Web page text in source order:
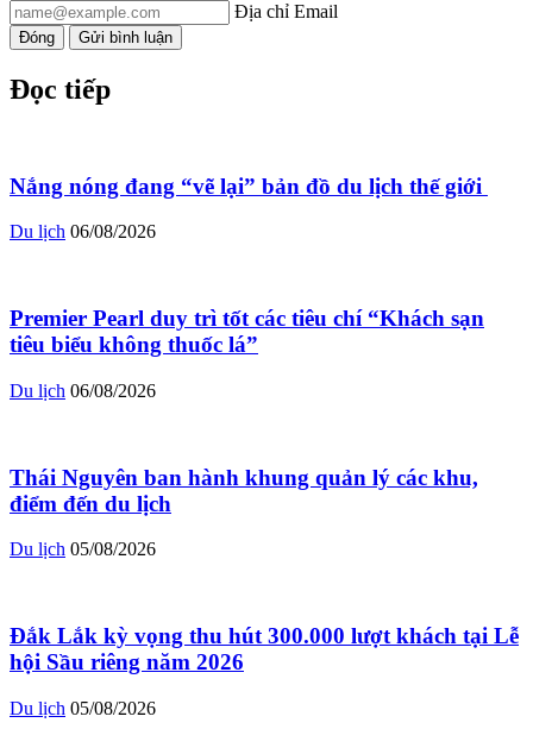
Địa chỉ Email
Đóng Gửi bình luận
Đọc tiếp
Nắng nóng đang “vẽ lại” bản đồ du lịch thế giới ​
Du lịch 06/08/2026
Premier Pearl duy trì tốt các tiêu chí “Khách sạn
tiêu biểu không thuốc lá”
Du lịch 06/08/2026
Thái Nguyên ban hành khung quản lý các khu,
điểm đến du lịch
Du lịch 05/08/2026
Đắk Lắk kỳ vọng thu hút 300.000 lượt khách tại Lễ
hội Sầu riêng năm 2026
Du lịch 05/08/2026